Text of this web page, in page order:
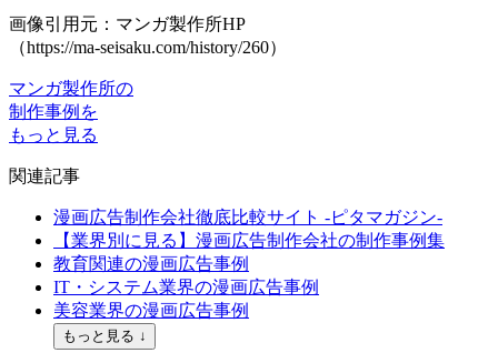
画像引用元：マンガ製作所HP
（https://ma-seisaku.com/history/260）
マンガ製作所の
制作事例を
もっと見る
関連記事
漫画広告制作会社徹底比較サイト -ピタマガジン-
【業界別に見る】漫画広告制作会社の制作事例集
教育関連の漫画広告事例
IT・システム業界の漫画広告事例
美容業界の漫画広告事例
もっと見る ↓